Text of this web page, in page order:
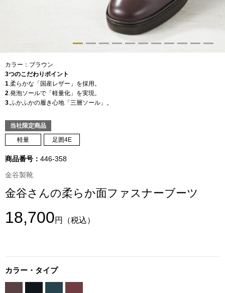
アクセサリー
ン雑貨
トップス
Tシャツ／カッ
その他
カラー：ブラウン
3つのこだわりポイント
1.柔らかな「国産レザー」を採用。
2.発泡ソールで「軽量化」を実現。
3.ふかふかの履き心地「三層ソール」。
当社限定商品
軽量
足囲4E
商品番号： 446-358
金谷製靴
金谷さんの柔らか面ファスナーブーツ
18,700円 （税込）
カラー・タイプ